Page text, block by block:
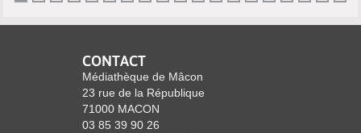
CONTACT
Médiathèque de Mâcon
23 rue de la République
71000 MACON
03 85 39 90 26